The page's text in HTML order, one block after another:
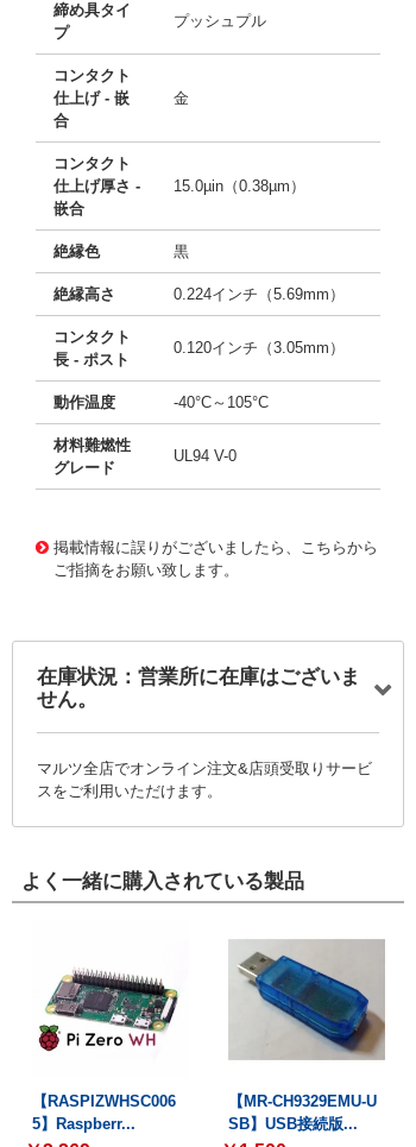
締め具タイ
プ
プッシュプル
コンタクト
仕上げ - 嵌
合
金
コンタクト
仕上げ厚さ -
嵌合
15.0µin（0.38µm）
絶縁色 黒
絶縁高さ 0.224インチ（5.69mm）
コンタクト
長 - ポスト
0.120インチ（3.05mm）
動作温度 -40°C～105°C
材料難燃性
グレード
UL94 V-0
掲載情報に誤りがございましたら、こちらから
ご指摘をお願い致します。
在庫状況：営業所に在庫はございま
せん。
マルツ全店でオンライン注文&店頭受取りサービ
スをご利用いただけます。
よく一緒に購入されている製品
【RASPIZWHSC006
5】Raspberr...
【MR-CH9329EMU-U
SB】USB接続版...